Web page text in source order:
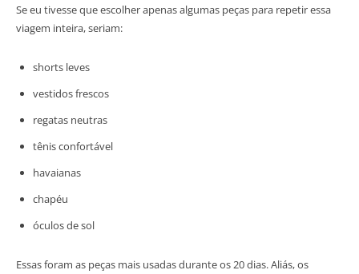
Se eu tivesse que escolher apenas algumas peças para repetir essa
viagem inteira, seriam:
shorts leves
vestidos frescos
regatas neutras
tênis confortável
havaianas
chapéu
óculos de sol
Essas foram as peças mais usadas durante os 20 dias. Aliás, os